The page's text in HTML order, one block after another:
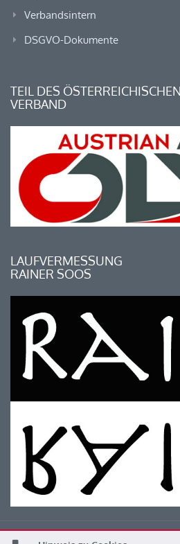
Verbandsintern
DSGVO-Dokumente
TEIL DES
VERBAND
LAUFVERMESSUNG
RAINER SOOS